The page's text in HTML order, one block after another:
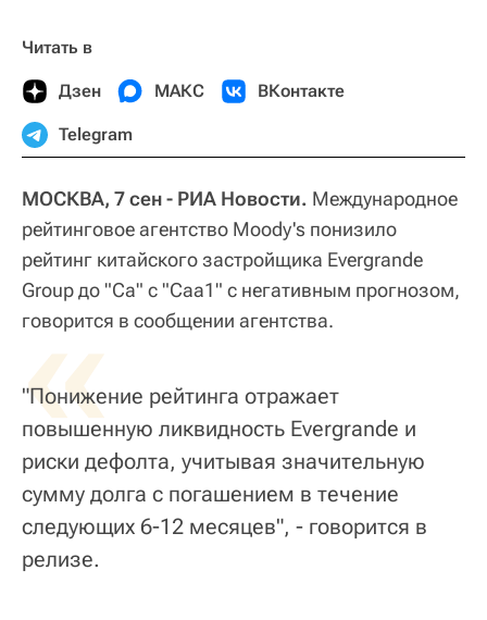
Читать в
Дзен МАКС ВКонтакте
Telegram
МОСКВА, 7 сен - РИА Новости. Международное
рейтинговое агентство Moody's понизило
рейтинг китайского застройщика Evergrande
Group до "Са" с "Саа1" с негативным прогнозом,
говорится в сообщении агентства.
«
"Понижение рейтинга отражает
повышенную ликвидность Evergrande и
риски дефолта, учитывая значительную
сумму долга с погашением в течение
следующих 6-12 месяцев", - говорится в
релизе.